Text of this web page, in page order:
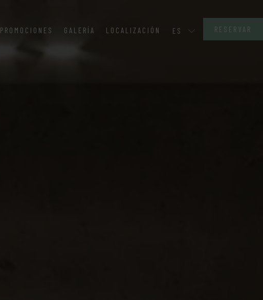
PROMOCIONES GALERÍA LOCALIZACIÓN RESERVAR